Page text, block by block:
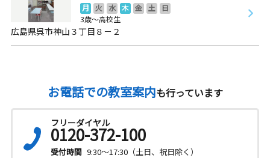
月 火 水 木 金 土
日
3歳～高校生
広島県呉市神山３丁目８－２
お電話での教室案内も行っています
フリーダイヤル
0120-372-100
受付時間 9:30～17:30（土日、祝日除く）